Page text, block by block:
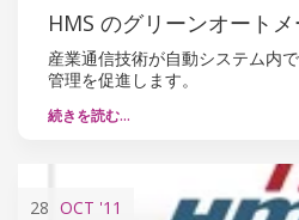
HMS のグリーンオート
産業通信技術が自動システム内
管理を促進します。
続きを読む…
28 OCT '11